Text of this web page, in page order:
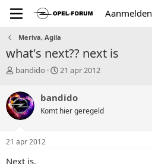
Aanmelden
Meriva, Agila
what's next?? next is
T
p
i
c
s
a
bandido
S
r
t
a
21 apr 2012
bandido
Komt hier geregeld
21 apr 2012
Next is.